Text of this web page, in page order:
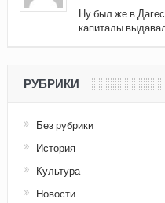
Ну был же в
капиталы
РУБРИКИ
Без рубрики
История
Культура
Новости